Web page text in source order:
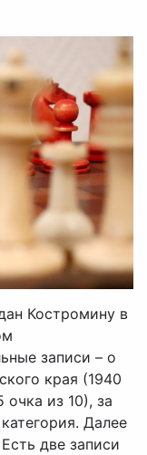
Костромину в
записи – о
края (1940
очка из 10), за
Далее
две записи